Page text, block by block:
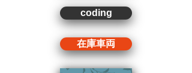
coding
在庫車両